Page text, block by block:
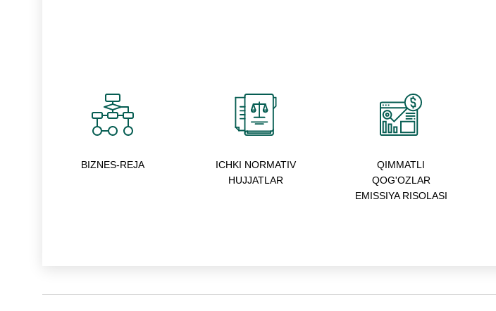
BIZNES-REJA
ICHKI NORMATIV
HUJJATLAR
QIMMATLI
QOG'OZLAR
EMISSIYA RISOLASI